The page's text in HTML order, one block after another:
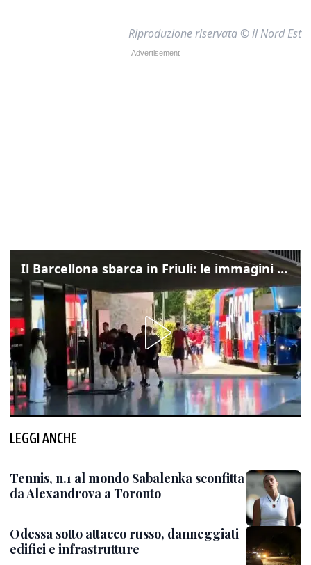
Riproduzione riservata © il Nord Est
Il Barcellona sbarca in Friuli: le immagini dell'arrivo in albergo
LEGGI ANCHE
Tennis, n.1 al mondo Sabalenka sconfitta
da Alexandrova a Toronto
Odessa sotto attacco russo, danneggiati
edifici e infrastrutture